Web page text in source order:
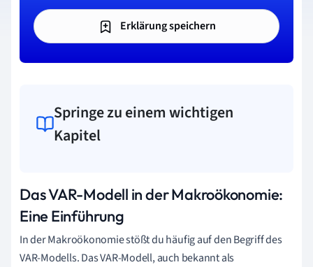
Erklärung speichern
Springe zu einem wichtigen
Kapitel
Das VAR-Modell in der Makroökonomie:
Eine Einführung
In der Makroökonomie stößt du häufig auf den Begriff des
VAR-Modells. Das VAR-Modell, auch bekannt als